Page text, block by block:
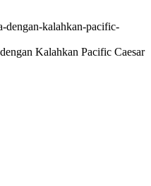
Kalahkan Pacific Caesar